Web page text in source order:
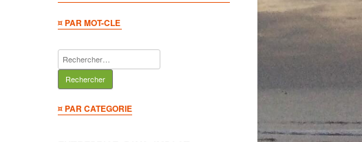
¤ PAR MOT-CLE
Rechercher :
¤ PAR CATEGORIE